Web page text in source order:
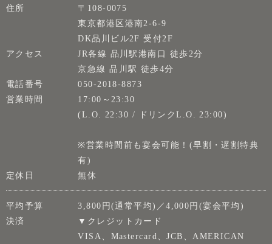
住所
〒108-0075
東京都港区港南2-6-9
DK品川ビル2F 受付2F
アクセス
JR各線 品川駅港南口 徒歩2分
京急線 品川駅 徒歩4分
電話番号
050-2018-8873
営業時間
17:00～23:30
(L.O. 22:30 / ドリンクL.O. 23:00)
※営業時間前も宴会可能！(早割・遅割特典
有)
定休日
無休
平均予算
3,800円(通常平均)／4,000円(宴会平均)
決済
▼クレジットカード
VISA、Mastercard、JCB、AMERICAN